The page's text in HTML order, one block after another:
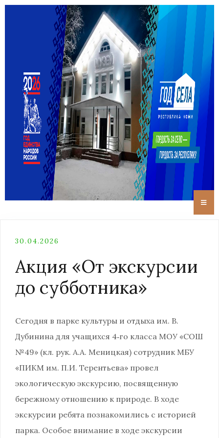
30.04.2026
Акция «От экскурсии
до субботника»
Сегодня в парке культуры и отдыха им. В.
Дубинина для учащихся 4‑го класса МОУ «СОШ
№49» (кл. рук. А.А. Меницкая) сотрудник МБУ
«ПИКМ им. П.И. Терентьева» провел
экологическую экскурсию, посвященную
бережному отношению к природе. В ходе
экскурсии ребята познакомились с историей
парка. Особое внимание в ходе экскурсии